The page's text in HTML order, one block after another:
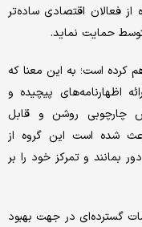
از فعالان اقتصادی ساده‌تر
حمایت نماید.
کرده است؛ به این معنا که
اظهارنامه‌های پیچیده و
چارچوبی روشن و قابل
شده است این گروه از
بمانند و تمرکز خود را بر
گسترده‌ای در جهت بهبود